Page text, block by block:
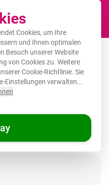
Cookies, um Ihre
und Ihnen optimalen
Besuch unserer Website
von Cookies zu. Weitere
Cookie-Richtlinie. Sie
Einstellungen verwalten...
- Tiere -